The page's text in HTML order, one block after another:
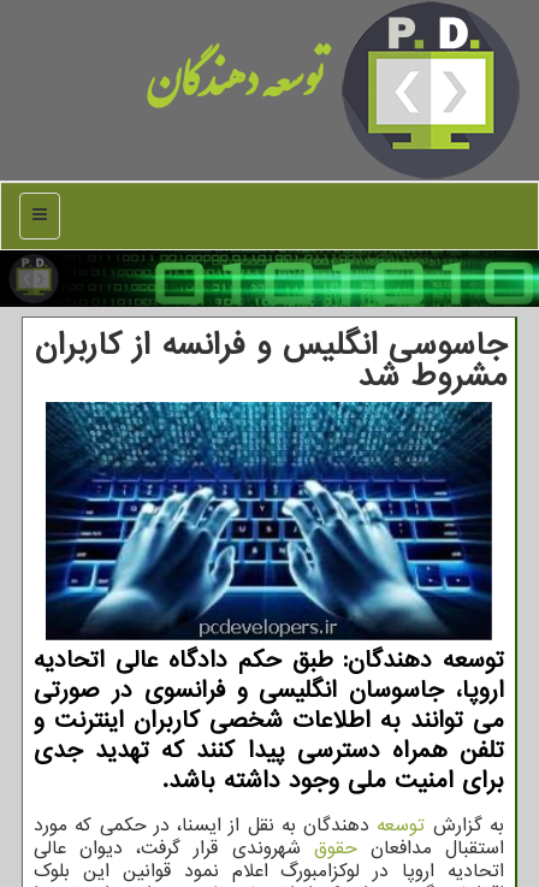
توسعه دهندگان
منو
جاسوسی انگلیس و فرانسه از كاربران
مشروط شد
توسعه دهندگان: طبق حكم دادگاه عالی اتحادیه
اروپا، جاسوسان انگلیسی و فرانسوی در صورتی
می توانند به اطلاعات شخصی كاربران اینترنت و
تلفن همراه دسترسی پیدا كنند كه تهدید جدی
برای امنیت ملی وجود داشته باشد.
به گزارش توسعه دهندگان به نقل از ایسنا، در حکمی که مورد
استقبال مدافعانحقوق شهروندی قرار گرفت، دیوان عالی
اتحادیه اروپا در لوکزامبورگ اعلام نمود قوانین این بلوک